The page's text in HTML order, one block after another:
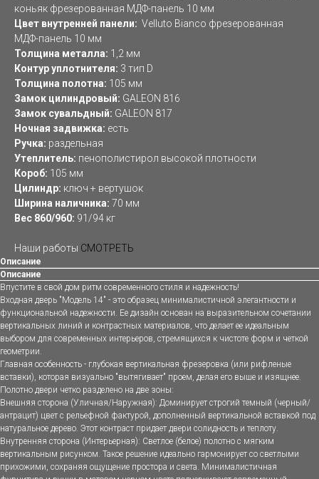
коньяк фрезерованная МДФ-панель 10 мм
Цвет внутренней панели: Velluto Bianco фрезерованная
МДФ-панель 10 мм
Толщина металла: 1,2 мм
Контур уплотнителя: 3 тип D
Толщина полотна: 105 мм
Замок цилиндровый: GALEON 816
Замок сувальдный: GALEON 817
Ночная задвижка: есть
Ручка: раздельная
Утеплитель: пенополистирол высокой плотности
Короб: 105 мм
Цилиндр: ключ + вертушок
Ширина наличника: 70 мм
Вес 860/960: 91/94 кг
Наши работы СМОТРЕТЬ
Описание
Описание
Впустите в свой дом ритм современного стиля и надежность!
Входная дверь "Модель 14" - это образец минималистичной элегантности и
функциональной надежности. Ее дизайн основан на выразительном сочетании
вертикальных линий и контрастных материалов, что делает ее идеальным
выбором для современных интерьеров, стремящихся к чистоте форм и четкой
геометрии.
Главная особенность - глубокая вертикальная фрезеровка (или рифленые
вставки), которая визуально "вытягивает" проем, делая его выше и изящнее.
Полотно двери четко разделено на две зоны:
Внешняя сторона (Уличная/Наружная): Доминирует строгий темный (черный/
антрацит) цвет с рельефной фактурой, дополненный вертикальной вставкой под
натуральное дерево. Этот контраст придает двери солидность и теплоту.
Внутренняя сторона (Интерьерная): Светлое (белое) полотно с мягким
вертикальным рисунком. Такое решение идеально гармонирует со светлыми
прихожими, сохраняя ощущение простора и света. Минималистичная